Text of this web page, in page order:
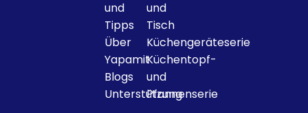
und
Tipps
Über
Yapamit
Blogs
Unterstützung
und
Tisch
Küchengeräteserie
Küchentopf-
und
Pfannenserie